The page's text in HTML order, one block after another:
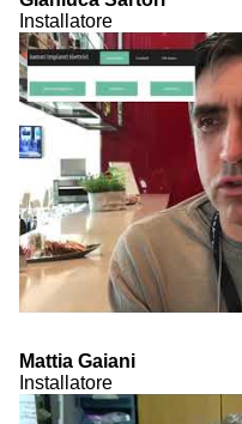
Installatore
Mattia Gaiani
Installatore